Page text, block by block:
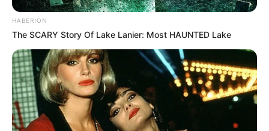
HABERION
The SCARY Story Of Lake Lanier: Most HAUNTED Lake